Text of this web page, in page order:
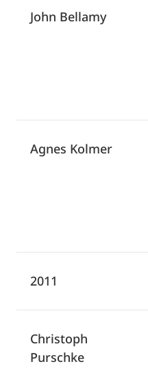
John Bellamy
Agnes Kolmer
2011
Christoph
Purschke